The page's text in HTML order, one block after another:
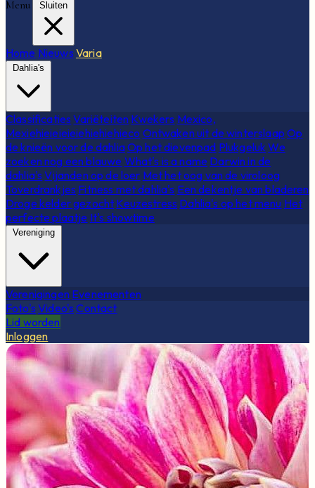
Menu Sluiten
Home Nieuws Varia
Dahlia's
Classificaties Variëteiten Kwekers Mexico,
Mexiehieieieieiehiehiehieco Ontwaken uit de winterslaap Op
de knieën voor de dahliaOp het dievenpad Plukgeluk We
zoeken nog een blauwe What's is a name Darwin in de
dahlia's Vijanden op de loer Met het oog van de viroloog
Toverdrankjes Fitness met dahlia's Een dekentje van bladeren
Droge kelder gezocht Keuzestress Dahlia's op het menu Het
perfecte plaatje It's showtime
Vereniging
Verenigingen Evenementen
Foto's Video's Contact
Lid worden
Inloggen